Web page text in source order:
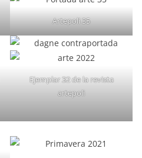
Artepoli 35
Ejemplar 32 de la revista
artepoli